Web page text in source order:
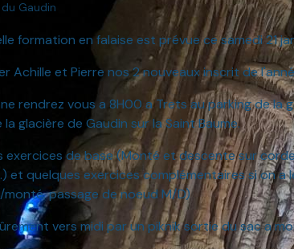
du Gaudin
formation en falaise est prévue ce samedi 21
Achille et Pierre nos 2 nouveaux inscrit de
rendrez vous a 8H00 a Trets au parking de la
la glacière de Gaudin sur la Saint Baume.
exercices de base (Monté et descente sur
et quelques exercices complémentaires si on
passage de noeud M/D)
vers midi par un piknik sortie du sac a